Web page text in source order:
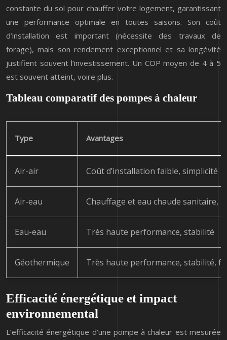
constante du sol pour chauffer votre logement, garantissant
une performance optimale en toutes saisons. Son coût
d’installation est important (nécessite des travaux de
forage), mais son rendement exceptionnel et sa longévité
justifient souvent l’investissement. Un COP moyen de 4 à 5
est souvent atteint, voire plus.
Tableau comparatif des pompes à chaleur
Type Avantages
Air-air Coût d’installation faible, simplicité
Air-eau Chauffage et eau chaude sanitaire,
Eau-eau Très haute performance, stabilité
Géothermique Très haute performance, stabilité,
Efficacité énergétique et impact
environnemental
L’efficacité énergétique d’une pompe à chaleur est mesurée